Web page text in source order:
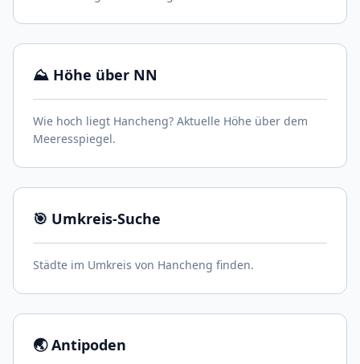
⛰️ Höhe über NN
Wie hoch liegt Hancheng? Aktuelle Höhe über dem
Meeresspiegel.
🎯 Umkreis-Suche
Städte im Umkreis von Hancheng finden.
🌏 Antipoden